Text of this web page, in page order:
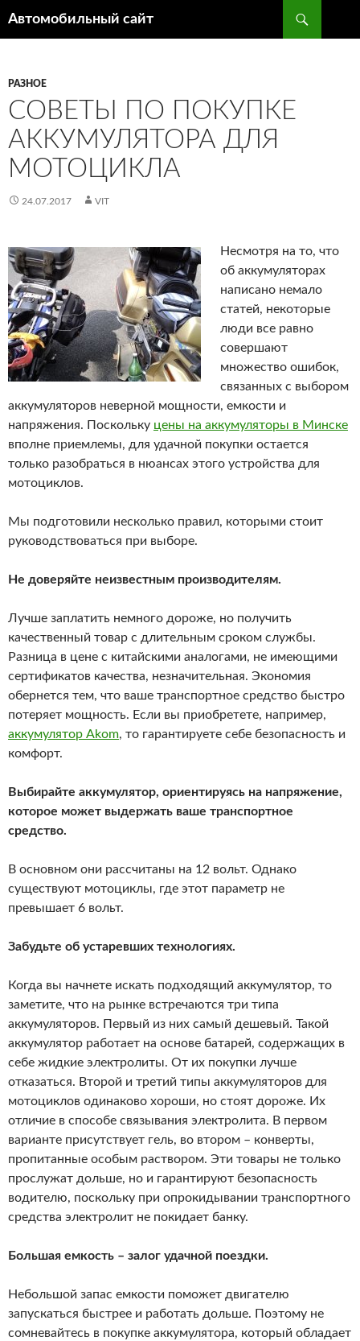
Автомобильный сайт
РАЗНОЕ
СОВЕТЫ ПО ПОКУПКЕ
АККУМУЛЯТОРА ДЛЯ
МОТОЦИКЛА
24.07.2017 VIT
Несмотря на то, что
об аккумуляторах
написано немало
статей, некоторые
люди все равно
совершают
множество ошибок,
связанных с выбором
аккумуляторов неверной мощности, емкости и
напряжения. Поскольку цены на аккумуляторы в Минске
вполне приемлемы, для удачной покупки остается
только разобраться в нюансах этого устройства для
мотоциклов.
Мы подготовили несколько правил, которыми стоит
руководствоваться при выборе.
Не доверяйте неизвестным производителям.
Лучше заплатить немного дороже, но получить
качественный товар с длительным сроком службы.
Разница в цене с китайскими аналогами, не имеющими
сертификатов качества, незначительная. Экономия
обернется тем, что ваше транспортное средство быстро
потеряет мощность. Если вы приобретете, например,
аккумулятор Akom, то гарантируете себе безопасность и
комфорт.
Выбирайте аккумулятор, ориентируясь на напряжение,
которое может выдержать ваше транспортное
средство.
В основном они рассчитаны на 12 вольт. Однако
существуют мотоциклы, где этот параметр не
превышает 6 вольт.
Забудьте об устаревших технологиях.
Когда вы начнете искать подходящий аккумулятор, то
заметите, что на рынке встречаются три типа
аккумуляторов. Первый из них самый дешевый. Такой
аккумулятор работает на основе батарей, содержащих в
себе жидкие электролиты. От их покупки лучше
отказаться. Второй и третий типы аккумуляторов для
мотоциклов одинаково хороши, но стоят дороже. Их
отличие в способе связывания электролита. В первом
варианте присутствует гель, во втором – конверты,
пропитанные особым раствором. Эти товары не только
прослужат дольше, но и гарантируют безопасность
водителю, поскольку при опрокидывании транспортного
средства электролит не покидает банку.
Большая емкость – залог удачной поездки.
Небольшой запас емкости поможет двигателю
запускаться быстрее и работать дольше. Поэтому не
сомневайтесь в покупке аккумулятора, который обладает